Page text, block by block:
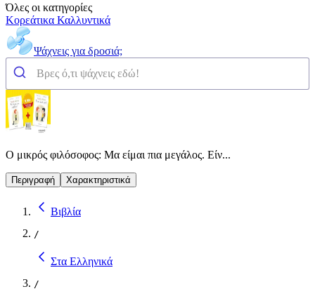
Όλες οι κατηγορίες
Κορεάτικα Καλλυντικά
Ψάχνεις για δροσιά;
Ο μικρός φιλόσοφος: Μα είμαι πια μεγάλος. Είν...
Περιγραφή Χαρακτηριστικά
Βιβλία
/
Στα Ελληνικά
/